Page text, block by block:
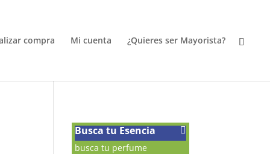
compra Mi cuenta ¿Quieres ser Mayorista?
Busca tu Esencia
busca tu perfume